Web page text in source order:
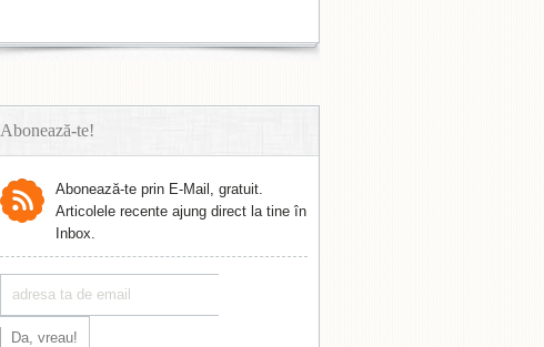
Abonează-te!
Abonează-te prin E-Mail, gratuit.
Articolele recente ajung direct la tine în
Inbox.